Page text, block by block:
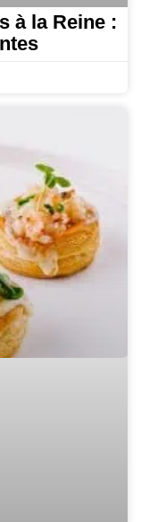
à la Reine :